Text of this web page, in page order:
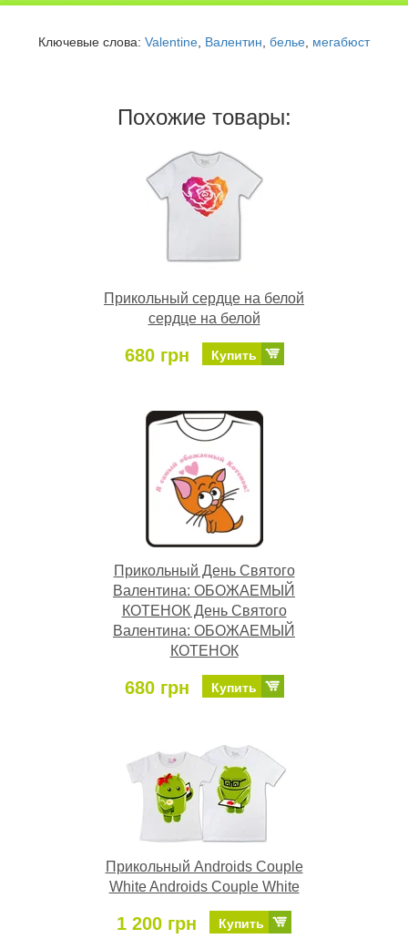
Ключевые слова: Valentine, Валентин, белье, мегабюст
Похожие товары:
Прикольный сердце на белой
сердце на белой
680 грн Купить
Прикольный День Святого
Валентина: ОБОЖАЕМЫЙ
КОТЕНОК День Святого
Валентина: ОБОЖАЕМЫЙ
КОТЕНОК
680 грн Купить
Прикольный Androids Couple
White Androids Couple White
1 200 грн Купить